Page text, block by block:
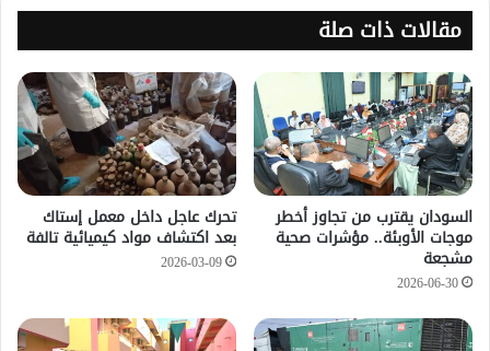
مقالات ذات صلة
السودان يقترب من تجاوز أخطر
موجات الأوبئة.. مؤشرات صحية
مشجعة
2026-06-30
تحرك عاجل داخل معمل إستاك
بعد اكتشاف مواد كيميائية تالفة
2026-03-09